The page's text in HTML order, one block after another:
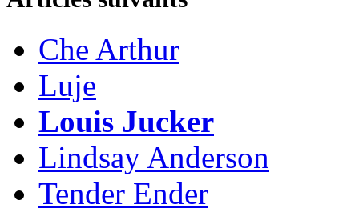
Che Arthur
Luje
Louis Jucker
Lindsay Anderson
Tender Ender